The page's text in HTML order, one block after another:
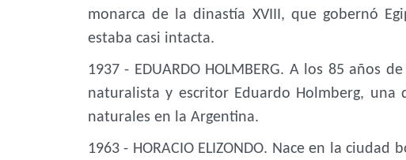
monarca de la dinastía XVIII, que gobernó
estaba casi intacta.
1937 - EDUARDO HOLMBERG. A los 85 años
naturalista y escritor Eduardo Holmberg, una
naturales en la Argentina.
1963 - HORACIO ELIZONDO. Nace en la